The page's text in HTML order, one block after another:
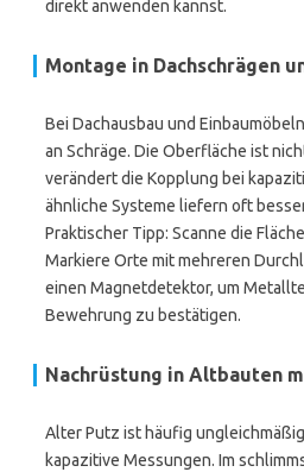
direkt anwenden kannst.
Montage in Dachschrägen
Bei Dachausbau und
an Schräge. Die Oberfläche ist
verändert die Kopplung bei
ähnliche Systeme liefern oft
Praktischer Tipp: Scanne die
Markiere Orte mit mehreren
einen Magnetdetektor, um
Bewehrung zu bestätigen.
Nachrüstung in Altbauten
Alter Putz ist häufig
kapazitive Messungen. Im